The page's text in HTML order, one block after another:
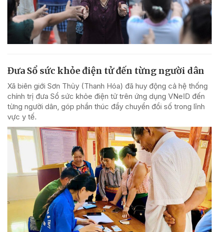
Đưa Sổ sức khỏe điện tử đến từng người dân
Xã biên giới Sơn Thủy (Thanh Hóa) đã huy động cả hệ thống
chính trị đưa Sổ sức khỏe điện tử trên ứng dụng VNeID đến
từng người dân, góp phần thúc đẩy chuyển đổi số trong lĩnh
vực y tế.